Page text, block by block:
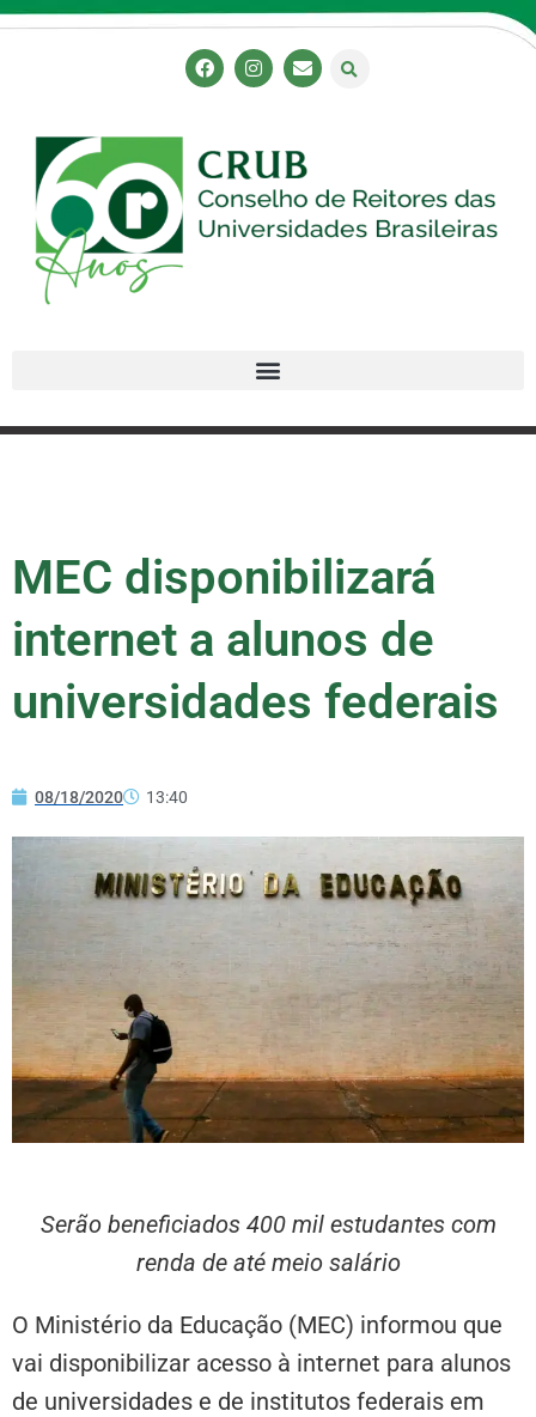
MEC disponibilizará
internet a alunos de
universidades federais
08/18/2020 13:40
Serão beneficiados 400 mil estudantes com
renda de até meio salário
O Ministério da Educação (MEC) informou que
vai disponibilizar acesso à internet para alunos
de universidades e de institutos federais em